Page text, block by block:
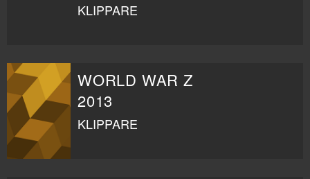
KLIPPARE
WORLD WAR Z
2013
KLIPPARE